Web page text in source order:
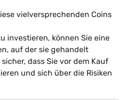
vielversprechenden Coins
investieren, können Sie eine
auf der sie gehandelt
dass Sie vor dem Kauf
und sich über die Risiken